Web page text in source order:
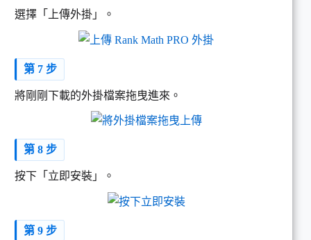
選擇「上傳外掛」。
第 7 步
將剛剛下載的外掛檔案拖曳進來。
第 8 步
按下「立即安裝」。
第 9 步